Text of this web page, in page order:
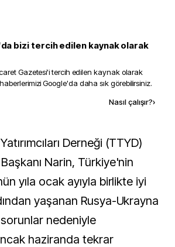
bizi tercih edilen kaynak olarak
Gazetesi'i tercih edilen kaynak olarak
Google'da daha sık görebilirsiniz.
Nasıl çalışır?›
Narin, Türkiye'nin
yıla ocak ayıyla birlikte iyi
yaşanan Rusya-Ukrayna
nedeniyle
haziranda tekrar